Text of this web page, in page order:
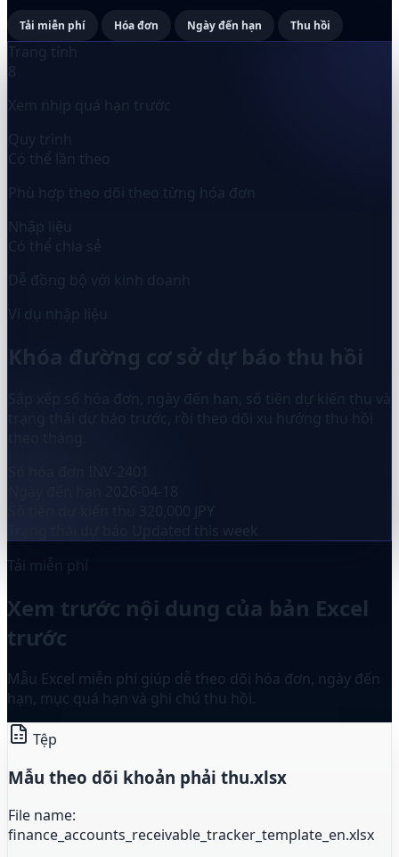
Tải miễn phí Hóa đơn Ngày đến hạn Thu hồi
Trang tính
8
Xem nhịp quá hạn trước
Quy trình
Có thể lần theo
Phù hợp theo dõi theo từng hóa đơn
Nhập liệu
Có thể chia sẻ
Dễ đồng bộ với kinh doanh
Ví dụ nhập liệu
Khóa đường cơ sở dự báo thu hồi
Sắp xếp số hóa đơn, ngày đến hạn, số tiền dự kiến thu và
trạng thái dự báo trước, rồi theo dõi xu hướng thu hồi
320,000 JPY
Updated this week
Tải miễn phí
Xem trước nội dung của bản Excel
trước
Mẫu Excel miễn phí giúp dễ theo dõi hóa đơn, ngày đến
hạn, mục quá hạn và ghi chú thu hồi.
Tệp
Mẫu theo dõi khoản phải thu.xlsx
File name:
finance_accounts_receivable_tracker_template_en.xlsx